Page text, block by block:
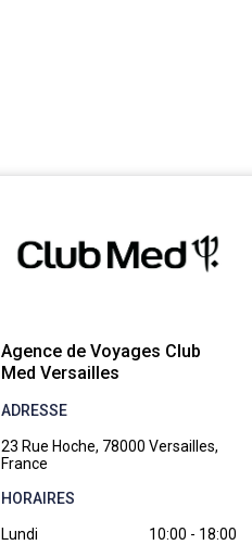
Agence de Voyages Club
Med Versailles
ADRESSE
23 Rue Hoche, 78000 Versailles,
France
HORAIRES
Lundi
10:00 - 18:00